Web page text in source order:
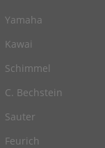
Yamaha
Kawai
Schimmel
C. Bechstein
Sauter
Feurich